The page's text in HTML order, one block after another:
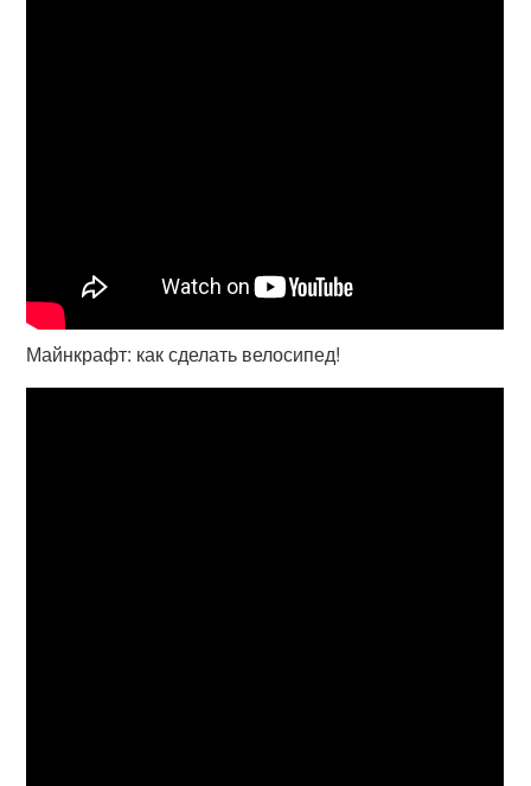
Майнкрафт: как сделать велосипед!